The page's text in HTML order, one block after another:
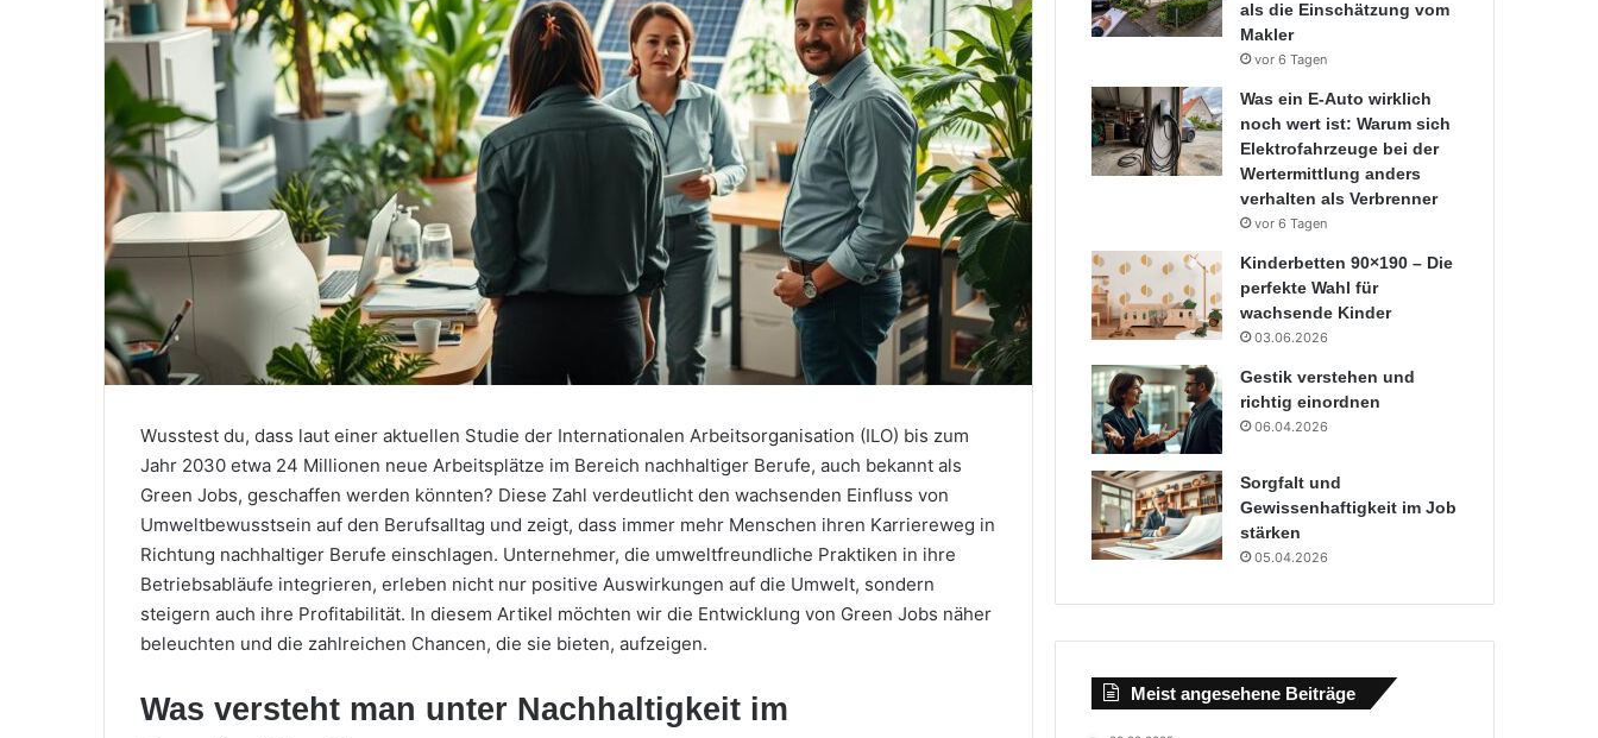
Wusstest du, dass laut einer aktuellen Studie der Internationalen Arbeitsorganisation (ILO) bis zum
Jahr 2030 etwa 24 Millionen neue Arbeitsplätze im Bereich nachhaltiger Berufe, auch bekannt als
Green Jobs, geschaffen werden könnten? Diese Zahl verdeutlicht den wachsenden Einfluss von
Umweltbewusstsein auf den Berufsalltag und zeigt, dass immer mehr Menschen ihren Karriereweg in
Richtung nachhaltiger Berufe einschlagen. Unternehmer, die umweltfreundliche Praktiken in ihre
Betriebsabläufe integrieren, erleben nicht nur positive Auswirkungen auf die Umwelt, sondern
steigern auch ihre Profitabilität. In diesem Artikel möchten wir die Entwicklung von Green Jobs näher
beleuchten und die zahlreichen Chancen, die sie bieten, aufzeigen.
Was versteht man unter Nachhaltigkeit im
als die Einschätzung vom
Makler
vor 6 Tagen
Was ein E-Auto wirklich
noch wert ist: Warum sich
Elektrofahrzeuge bei der
Wertermittlung anders
verhalten als Verbrenner
vor 6 Tagen
Kinderbetten 90×190 – Die
perfekte Wahl für
wachsende Kinder
03.06.2026
Gestik verstehen und
richtig einordnen
06.04.2026
Sorgfalt und
Gewissenhaftigkeit im Job
stärken
05.04.2026
Meist angesehene Beiträge